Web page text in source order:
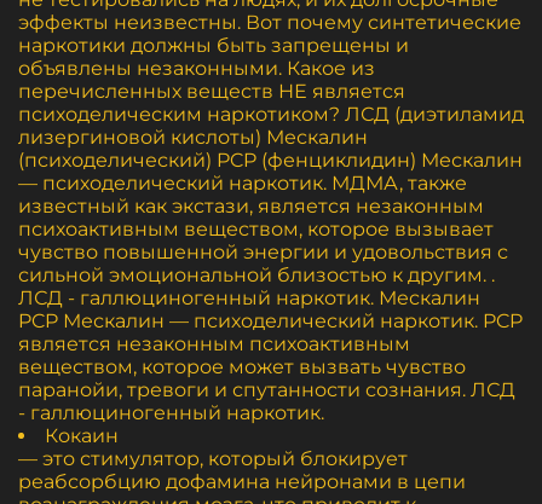
эффекты неизвестны. Вот почему синтетические
наркотики должны быть запрещены и
объявлены незаконными. Какое из
перечисленных веществ НЕ является
психоделическим наркотиком? ЛСД (диэтиламид
лизергиновой кислоты) Мескалин
(психоделический) PCP (фенциклидин) Мескалин
— психоделический наркотик. МДМА, также
известный как экстази, является незаконным
психоактивным веществом, которое вызывает
чувство повышенной энергии и удовольствия с
сильной эмоциональной близостью к другим. .
ЛСД - галлюциногенный наркотик. Мескалин
PCP Мескалин — психоделический наркотик. PCP
является незаконным психоактивным
веществом, которое может вызвать чувство
паранойи, тревоги и спутанности сознания. ЛСД
- галлюциногенный наркотик.
Кокаин
— это стимулятор, который блокирует
реабсорбцию дофамина нейронами в цепи